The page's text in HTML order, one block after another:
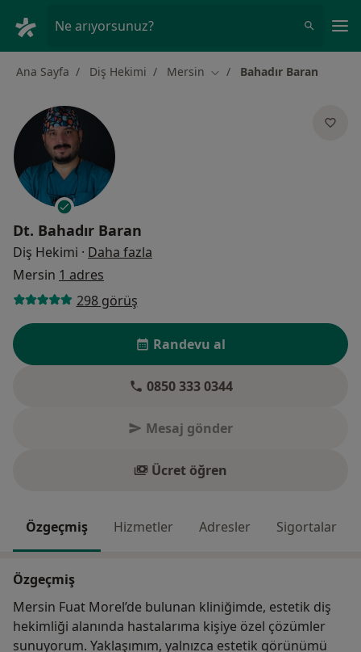
Ne arıyorsunuz?
Ana Sayfa Diş Hekimi Mersin Şehir değiştir
Bahadır Baran
Dt. Bahadır Baran
Diş Hekimi · Daha fazla
Mersin 1 adres
298 görüş
Randevu al
0850 333 0344
Mesaj gönder
Ücret öğren
Özgeçmiş Hizmetler Adresler Sigortalar
Özgeçmiş
Mersin Fuat Morel’de bulunan kliniğimde, estetik diş
hekimliği alanında hastalarıma kişiye özel çözümler
sunuyorum. Yaklaşımım, yalnızca estetik görünümü